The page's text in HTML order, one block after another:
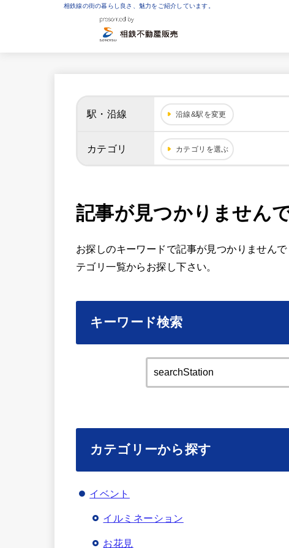
相鉄線の街の暮らし良さ、魅力をご紹介しています。
駅・沿線 沿線&駅を変更
カテゴリ カテゴリを選ぶ
記事が見つかりませんで
お探しのキーワードで記事が見つかりません
テゴリ一覧からお探し下さい。
キーワード検索
カテゴリーから探す
イベント
イルミネーション
お花見